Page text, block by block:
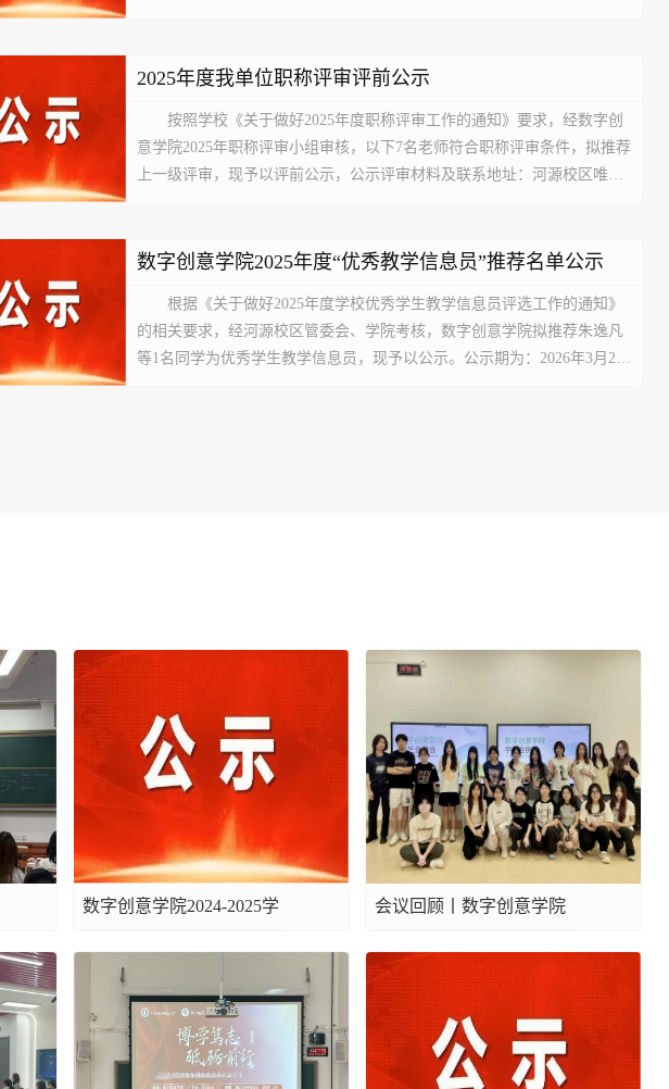
2025年度我单位职称评审评前公示
按照学校《关于做好2025年度职称评审工作的通知》要求，经数字创
意学院2025年职称评审小组审核，以下7名老师符合职称评审条件，拟推荐
上一级评审，现予以评前公示，公示评审材料及联系地址：河源校区唯实
数字创意学院2025年度“优秀教学信息员”推荐名单公示
根据《关于做好2025年度学校优秀学生教学信息员评选工作的通知》
的相关要求，经河源校区管委会、学院考核，数字创意学院拟推荐朱逸凡
等1名同学为优秀学生教学信息员，现予以公示。公示期为：2026年3月24
数字创意学院2024-2025学
年 “优秀心理委员”评审结
果公示
会议回顾丨数字创意学院
学生会本学期第二次例会